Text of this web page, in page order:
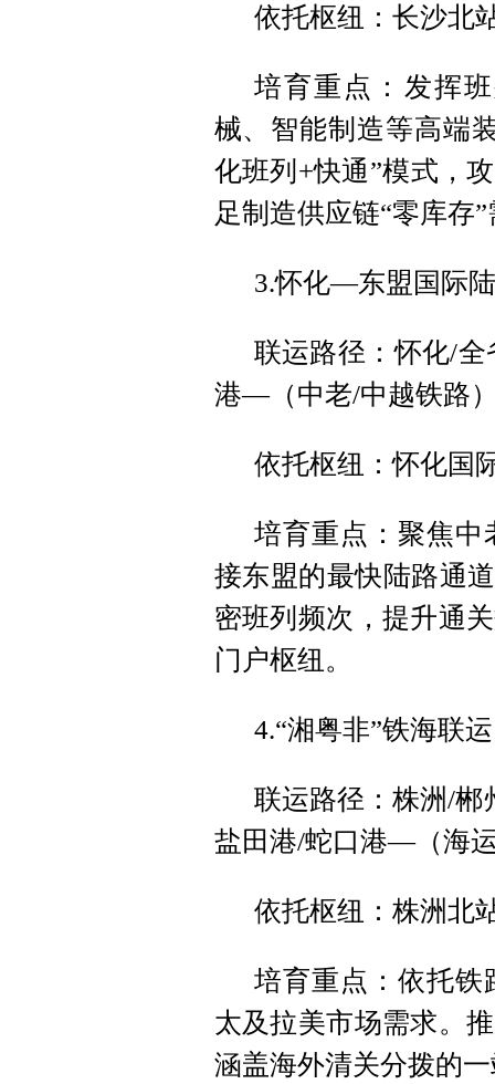
依托枢纽：长沙北
培育重点：发挥
械、智能制造等高端
化班列+快通”模式，
足制造供应链“零库存
3.怀化—东盟国际
联运路径：怀化/
港—（中老/中越铁路
依托枢纽：怀化国
培育重点：聚焦中
接东盟的最快陆路通
密班列频次，提升通
门户枢纽。
4.“湘粤非”铁海联
联运路径：株洲/
盐田港/蛇口港—（海
依托枢纽：株洲北
培育重点：依托铁
太及拉美市场需求。
涵盖海外清关分拨的